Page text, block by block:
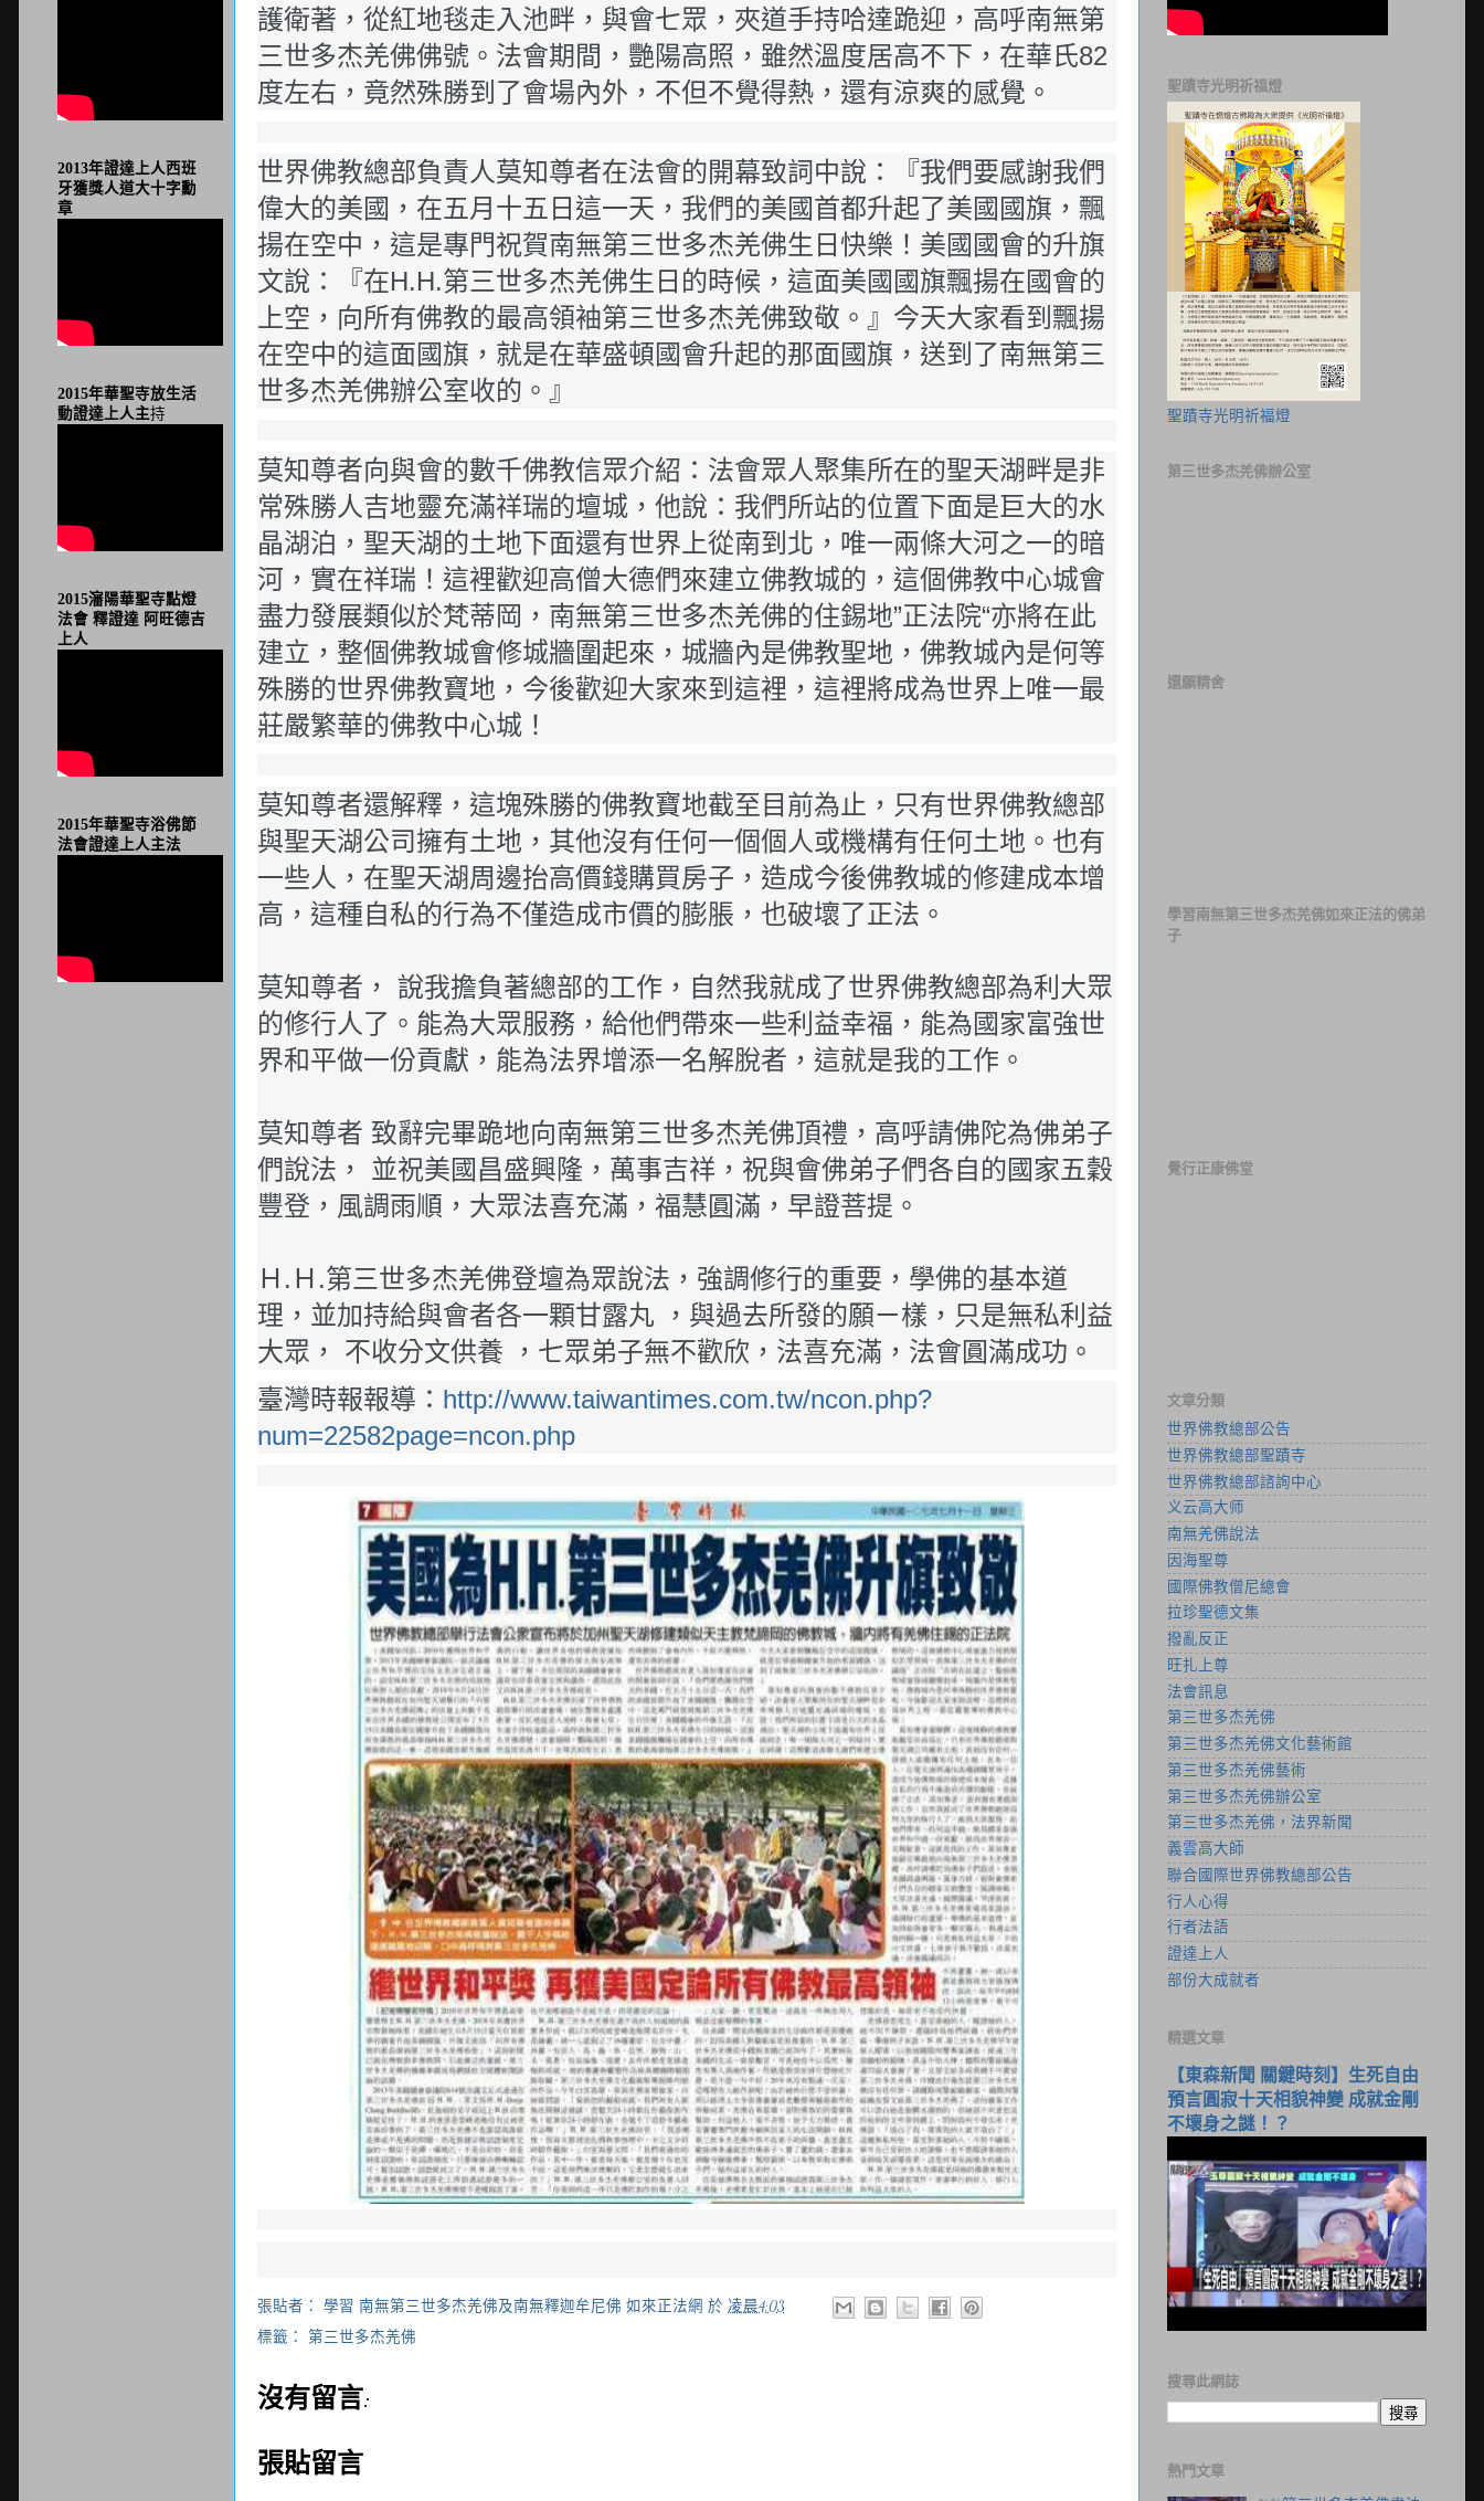
護衛著，從紅地毯走入池畔，與會七眾，夾道手持哈達跪迎，高呼南無第
三世多杰羌佛佛號。法會期間，艷陽高照，雖然溫度居高不下，在華氏82
度左右，竟然殊勝到了會場內外，不但不覺得熱，還有涼爽的感覺。
世界佛教總部負責人莫知尊者在法會的開幕致詞中說：『我們要感謝我們
偉大的美國，在五月十五日這一天，我們的美國首都升起了美國國旗，飄
揚在空中，這是專門祝賀南無第三世多杰羌佛生日快樂！美國國會的升旗
文說：『在H.H.第三世多杰羌佛生日的時候，這面美國國旗飄揚在國會的
上空，向所有佛教的最高領袖第三世多杰羌佛致敬。』今天大家看到飄揚
在空中的這面國旗，就是在華盛頓國會升起的那面國旗，送到了南無第三
世多杰羌佛辦公室收的。』
莫知尊者向與會的數千佛教信眾介紹：法會眾人聚集所在的聖天湖畔是非
常殊勝人吉地靈充滿祥瑞的壇城，他說：我們所站的位置下面是巨大的水
晶湖泊，聖天湖的土地下面還有世界上從南到北，唯一兩條大河之一的暗
河，實在祥瑞！這裡歡迎高僧大德們來建立佛教城的，這個佛教中心城會
盡力發展類似於梵蒂岡，南無第三世多杰羌佛的住錫地”正法院“亦將在此
建立，整個佛教城會修城牆圍起來，城牆內是佛教聖地，佛教城內是何等
殊勝的世界佛教寶地，今後歡迎大家來到這裡，這裡將成為世界上唯一最
莊嚴繁華的佛教中心城！
莫知尊者還解釋，這塊殊勝的佛教寶地截至目前為止，只有世界佛教總部
與聖天湖公司擁有土地，其他沒有任何一個個人或機構有任何土地。也有
一些人，在聖天湖周邊抬高價錢購買房子，造成今後佛教城的修建成本增
高，這種自私的行為不僅造成市價的膨脹，也破壞了正法。
莫知尊者， 說我擔負著總部的工作，自然我就成了世界佛教總部為利大眾
的修行人了。能為大眾服務，給他們帶來一些利益幸福，能為國家富強世
界和平做一份貢獻，能為法界增添一名解脫者，這就是我的工作。
莫知尊者 致辭完畢跪地向南無第三世多杰羌佛頂禮，高呼請佛陀為佛弟子
們說法， 並祝美國昌盛興隆，萬事吉祥，祝與會佛弟子們各自的國家五穀
豐登，風調雨順，大眾法喜充滿，福慧圓滿，早證菩提。
Ｈ.Ｈ.第三世多杰羌佛登壇為眾說法，強調修行的重要，學佛的基本道
理，並加持給與會者各一顆甘露丸 ，與過去所發的願ㄧ樣，只是無私利益
大眾， 不收分文供養 ，七眾弟子無不歡欣，法喜充滿，法會圓滿成功。
臺灣時報報導： http://www.taiwantimes.com.tw/ncon.php?
num=22582page=ncon.php
張貼者： 學習 南無第三世多杰羌佛及南無釋迦牟尼佛 如來正法網 於 凌晨4:03
標籤： 第三世多杰羌佛
沒有留言:
張貼留言
2013年證達上人西班
牙獲獎人道大十字勳
章
2015年華聖寺放生活
動證達上人主持
2015瀋陽華聖寺點燈
法會 釋證達 阿旺德吉
上人
2015年華聖寺浴佛節
法會證達上人主法
聖蹟寺光明祈福燈
聖蹟寺光明祈福燈
第三世多杰羌佛辦公室
還願精舍
學習南無第三世多杰羌佛如來正法的佛弟
子
覺行正康佛堂
文章分類
世界佛教總部公告
世界佛教總部聖蹟寺
世界佛教總部諮詢中心
义云高大师
南無羌佛說法
因海聖尊
國際佛教僧尼總會
拉珍聖德文集
撥亂反正
旺扎上尊
法會訊息
第三世多杰羌佛
第三世多杰羌佛文化藝術館
第三世多杰羌佛藝術
第三世多杰羌佛辦公室
第三世多杰羌佛，法界新聞
義雲高大師
聯合國際世界佛教總部公告
行人心得
行者法語
證達上人
部份大成就者
精選文章
【東森新聞 關鍵時刻】生死自由
預言圓寂十天相貌神變 成就金剛
不壞身之謎！？
搜尋此網誌
熱門文章